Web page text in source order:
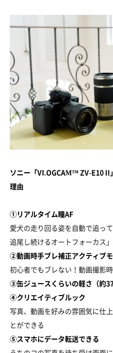
ソニー「VLOGCAM™ ZV-E10 II
理由
①リアルタイム瞳AF
愛犬の走り回る姿を自動で追っ
追尾し続けるオートフォーカス
②動画時手ブレ補正アクティブ
初心者でもブレない！動画撮影
③缶ジュースくらいの軽さ（約
④クリエイティブルック
写真、動画を好みの雰囲気に仕
とができる
⑤スマホにデータ転送できる